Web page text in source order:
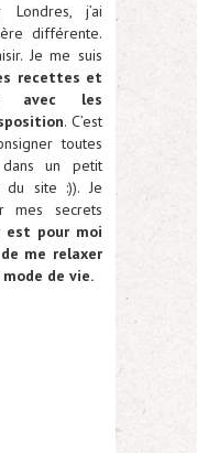
j’ai
différente.
Je me suis
recettes et
avec les
. C’est
toutes
dans un petit
du site :)). Je
mes secrets
est pour moi
me relaxer
de vie.